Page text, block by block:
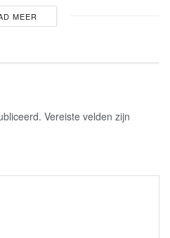
MEER
Vereiste velden zijn